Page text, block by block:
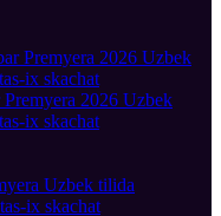
2026 Uzbek
ix skachat